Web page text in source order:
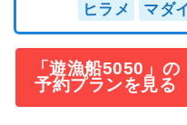
ヒラメ マダ
「遊漁船5050」の
予約プランを見る